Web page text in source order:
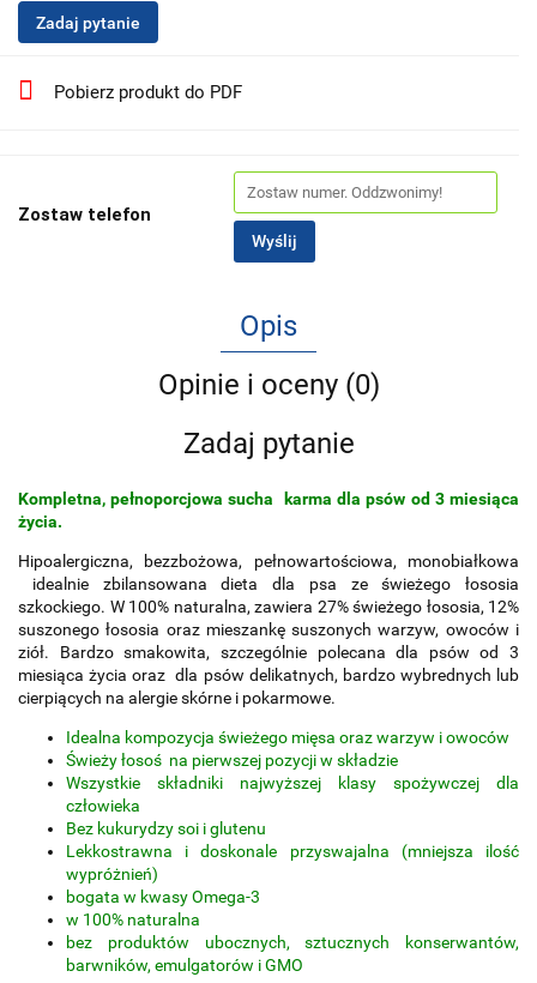
Zadaj pytanie
Pobierz produkt do PDF
Zostaw telefon
Wyślij
Opis
Opinie i oceny (0)
Zadaj pytanie
Kompletna, pełnoporcjowa sucha karma dla psów od 3 miesiąca
życia.
Hipoalergiczna, bezzbożowa, pełnowartościowa, monobiałkowa
idealnie zbilansowana dieta dla psa ze świeżego łososia
szkockiego. W 100% naturalna, zawiera 27% świeżego łososia, 12%
suszonego łososia oraz mieszankę suszonych warzyw, owoców i
ziół. Bardzo smakowita, szczególnie polecana dla psów od 3
miesiąca życia oraz dla psów delikatnych, bardzo wybrednych lub
cierpiących na alergie skórne i pokarmowe.
Idealna kompozycja świeżego mięsa oraz warzyw i owoców
Świeży łosoś na pierwszej pozycji w składzie
Wszystkie składniki najwyższej klasy spożywczej dla
człowieka
Bez kukurydzy soi i glutenu
Lekkostrawna i doskonale przyswajalna (mniejsza ilość
wypróżnień)
bogata w kwasy Omega-3
w 100% naturalna
bez produktów ubocznych, sztucznych konserwantów,
barwników, emulgatorów i GMO